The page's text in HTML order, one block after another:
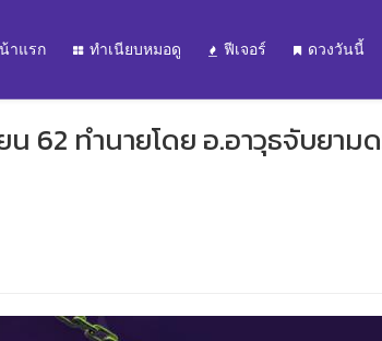
าแรก ทำเนียบหมอดู ฟีเจอร์ ดวงวันนี้
62 ทำนายโดย อ.อาวุธจับยาม